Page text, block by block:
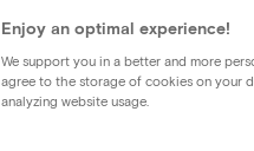
Wij bieden je de
te betalen.
tot 10 dagen
Enjoy an optimal experience!
We support you in a better and more
agree to the storage of cookies on your
analyzing website usage.